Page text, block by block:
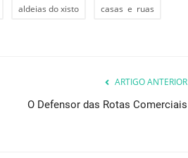
aldeias do xisto casas e ruas
ARTIGO ANTERIOR
O Defensor das Rotas Comerciais